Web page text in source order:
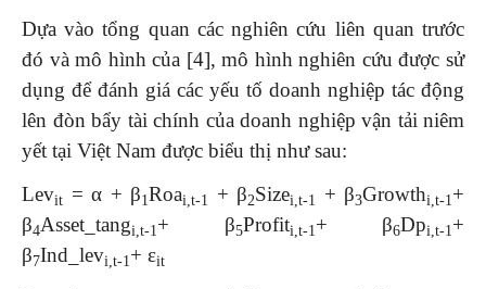
Dựa vào tổng quan các nghiên cứu liên quan trước
đó và mô hình của [4], mô hình nghiên cứu được sử
dụng để đánh giá các yếu tố doanh nghiệp tác động
lên đòn bẩy tài chính của doanh nghiệp vận tải niêm
yết tại Việt Nam được biểu thị như sau:
Levit = α + β1Roai,t-1 + β2Sizei,t-1 + β3Growthi,t-1 +
β4Asset_tangi,t-1 + β5Profiti,t-1 + β6Dpi,t-1 +
β7Ind_levi,t-1 + εit